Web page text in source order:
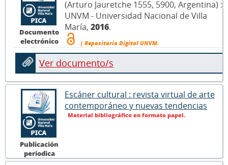
Documento
electrónico
(Arturo Jauretche 1555, 5900, Argentina) :
UNVM - Universidad Nacional de Villa
María, 2016.
| Repositorio Digital UNVM.
Ver documento/s
Publicación
períodica
Escáner cultural : revista virtual de arte
contemporáneo y nuevas tendencias
Material bibliográfico en formato papel.